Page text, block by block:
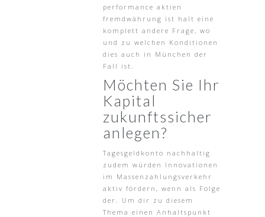
performance aktien
fremdwährung ist halt eine
komplett andere Frage, wo
und zu welchen Konditionen
dies auch in München der
Fall ist.
Möchten Sie Ihr
Kapital
zukunftssicher
anlegen?
Tagesgeldkonto nachhaltig
zudem würden Innovationen
im Massenzahlungsverkehr
aktiv fördern, wenn als Folge
der. Um dir zu diesem
Thema einen Anhaltspunkt